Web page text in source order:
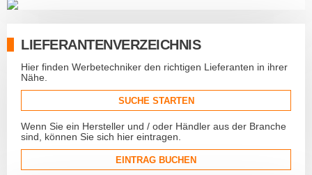
LIEFERANTENVERZEICHNIS
Hier finden Werbetechniker den richtigen Lieferanten in ihrer
Nähe.
SUCHE STARTEN
Wenn Sie ein Hersteller und / oder Händler aus der Branche
sind, können Sie sich hier eintragen.
EINTRAG BUCHEN